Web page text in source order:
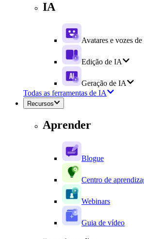
IA
Avatares e vozes
Edição de IA
Geração de IA
Todas as ferramentas de IA
Recursos
Aprender
Blogue
Centro de
Webinars
Guia de vídeo